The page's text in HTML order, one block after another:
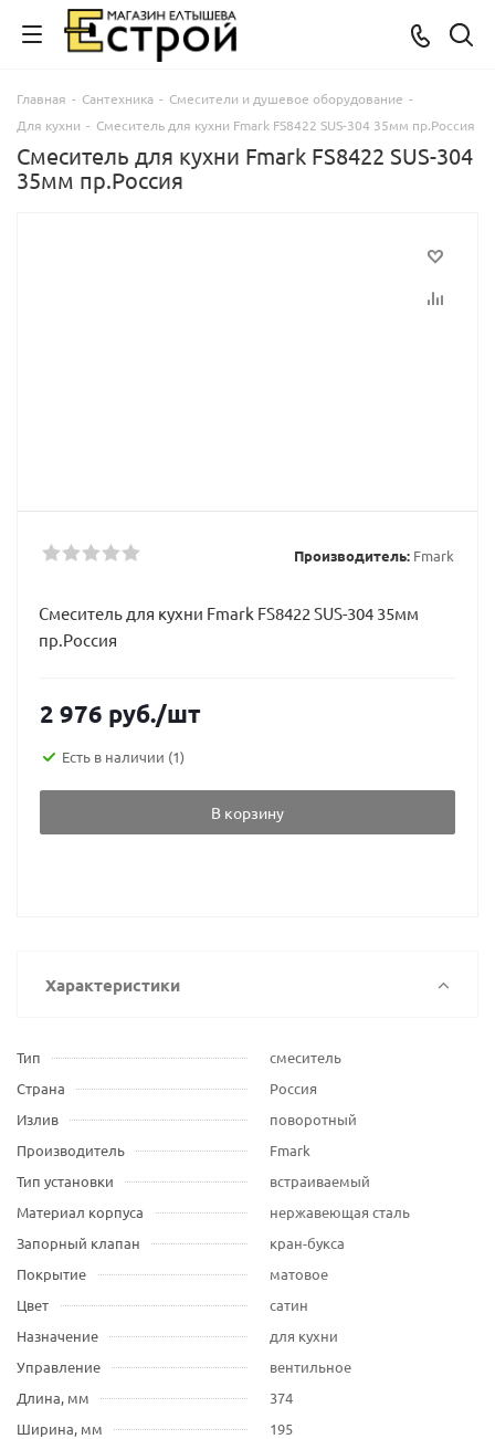
Главная - Сантехника - Смесители и душевое оборудование -
Для кухни - Смеситель для кухни Fmark FS8422 SUS-304 35мм пр.Россия
Смеситель для кухни Fmark FS8422 SUS-304
35мм пр.Россия
Производитель: Fmark
Смеситель для кухни Fmark FS8422 SUS-304 35мм
пр.Россия
2 976 руб./шт
Есть в наличии (1)
В корзину
Характеристики
Тип
смеситель
Страна
Россия
Излив
поворотный
Производитель
Fmark
Тип установки
встраиваемый
Материал корпуса
нержавеющая сталь
Запорный клапан
кран-букса
Покрытие
матовое
Цвет
сатин
Назначение
для кухни
Управление
вентильное
Длина, мм
374
Ширина, мм
195